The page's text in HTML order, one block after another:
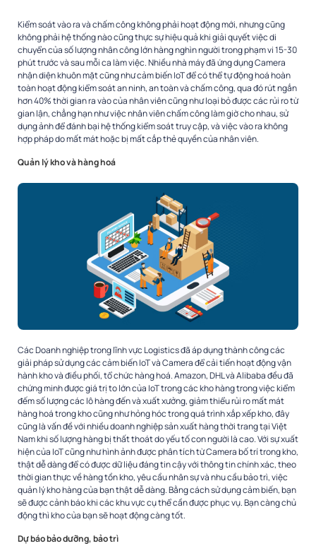
Kiểm soát vào ra và chấm công không phải hoạt động mới, nhưng cũng
không phải hệ thống nào cũng thực sự hiệu quả khi giải quyết việc di
chuyển của số lượng nhân công lớn hàng nghìn người trong phạm vi 15-30
phút trước và sau mỗi ca làm việc. Nhiều nhà máy đã ứng dụng Camera
nhận diện khuôn mặt cũng như cảm biến IoT để có thể tự động hoá hoàn
toàn hoạt động kiểm soát an ninh, an toàn và chấm công, qua đó rút ngắn
hơn 40% thời gian ra vào của nhân viên cũng như loại bỏ được các rủi ro từ
gian lận, chẳng hạn như việc nhân viên chấm công làm giờ cho nhau, sử
dụng ảnh để đánh bại hệ thống kiểm soát truy cập, và việc vào ra không
hợp pháp do mất mát hoặc bị mất cắp thẻ quyền của nhân viên.
Quản lý kho và hàng hoá
Các Doanh nghiệp trong lĩnh vực Logistics đã áp dụng thành công các
giải pháp sử dụng các cảm biến IoT và Camera để cải tiến hoạt động vận
hành kho và điều phối, tổ chức hàng hoá. Amazon, DHL và Alibaba đều đã
chứng minh được giá trị to lớn của IoT trong các kho hàng trong việc kiểm
đếm số lượng các lô hàng đến và xuất xưởng, giảm thiểu rủi ro mất mát
hàng hoá trong kho cũng như hỏng hóc trong quá trình xắp xếp kho, đây
cũng là vấn đề với nhiều doanh nghiệp sản xuất hàng thời trang tại Việt
Nam khi số lượng hàng bị thất thoát do yếu tố con người là cao. Với sự xuất
hiện của IoT cũng như hình ảnh được phân tích từ Camera bố trí trong kho,
thật dễ dàng để có được dữ liệu đáng tin cậy với thông tin chính xác, theo
thời gian thực về hàng tồn kho, yêu cầu nhân sự và nhu cầu bảo trì, việc
quản lý kho hàng của bạn thật dễ dàng. Bằng cách sử dụng cảm biến, bạn
sẽ được cảnh báo khi các khu vực cụ thể cần được phục vụ. Bạn càng chủ
động thì kho của bạn sẽ hoạt động càng tốt.
Dự báo bảo dưỡng, bảo trì